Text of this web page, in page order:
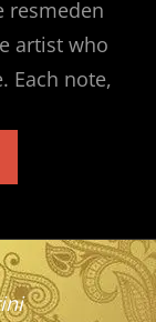
resmeden
artist who
Each note,